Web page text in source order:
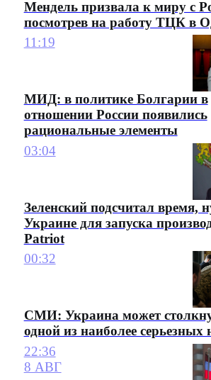
Мендель призвала к миру с
посмотрев на работу ТЦК в
11:19
МИД: в политике Болгарии в
отношении России появились
рациональные элементы
03:04
Зеленский подсчитал время,
Украине для запуска
Patriot
00:32
СМИ: Украина может
одной из наиболее серьезных
22:36
8 АВГ